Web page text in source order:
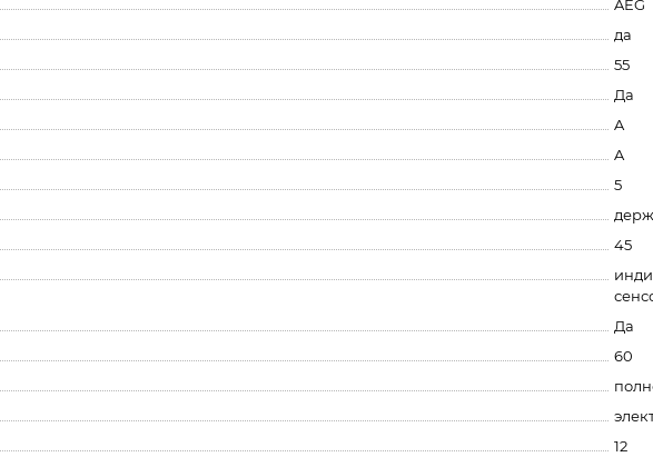
AEG
да
55
Да
A
A
5
45
Да
60
12